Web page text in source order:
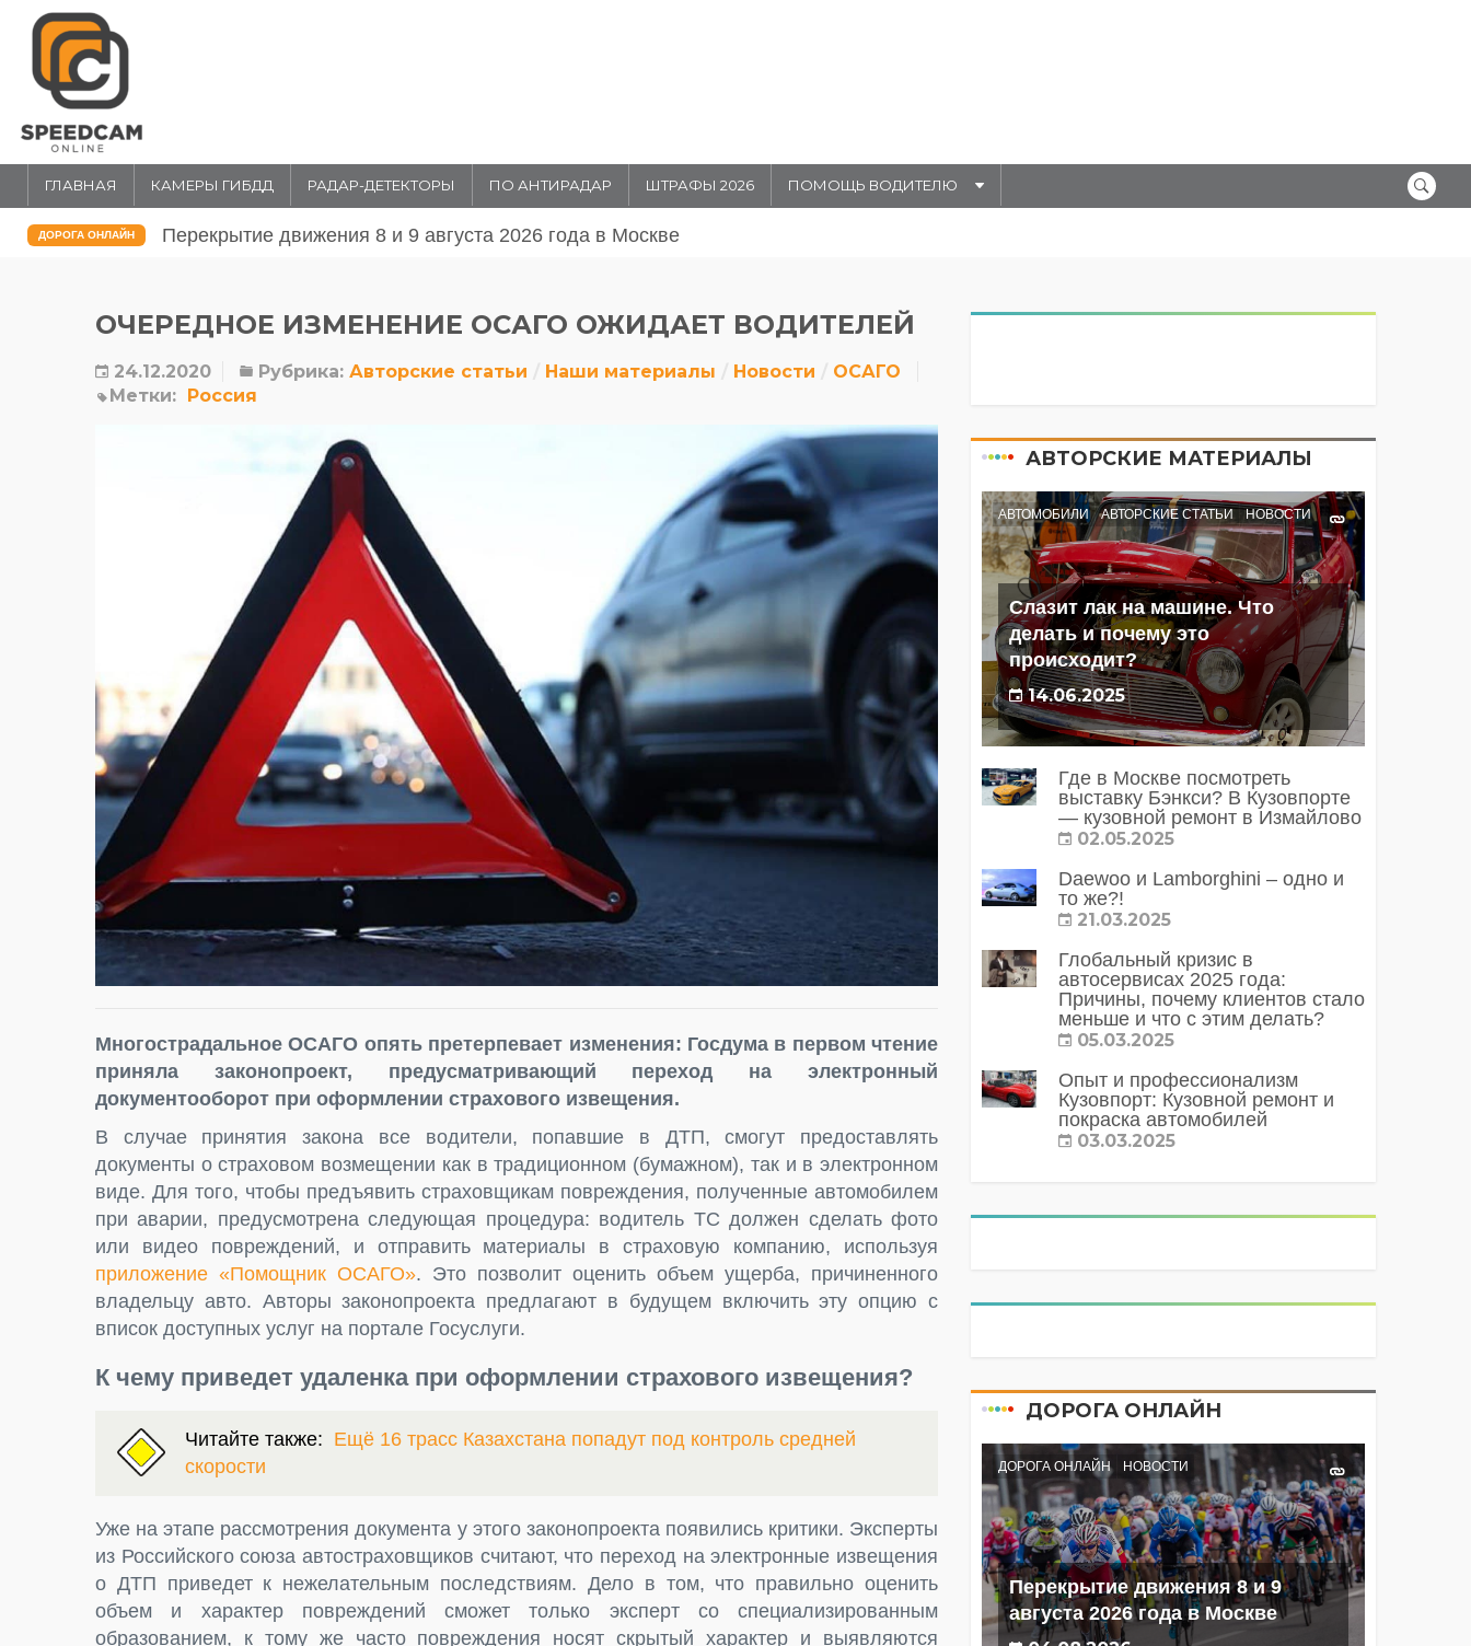
ГЛАВНАЯ КАМЕРЫ ГИБДД РАДАР-ДЕТЕКТОРЫ ПО АНТИРАДАР ШТРАФЫ 2026 ПОМОЩЬ ВОДИТЕЛЮ
ДОРОГА ОНЛАЙН Перекрытие движения 31 июля и 1 августа 20026 года в Москве
ОЧЕРЕДНОЕ ИЗМЕНЕНИЕ ОСАГО ОЖИДАЕТ ВОДИТЕЛЕЙ
24.12.2020 Рубрика: Авторские статьи Наши материалы Новости
ОСАГО
Метки: Россия
Многострадальное ОСАГО опять претерпевает изменения: Госдума в первом чтение
приняла законопроект, предусматривающий переход на электронный
документооборот при оформлении страхового извещения.
В случае принятия закона все водители, попавшие в ДТП, смогут предоставлять
документы о страховом возмещении как в традиционном (бумажном), так и в электронном
виде. Для того, чтобы предъявить страховщикам повреждения, полученные автомобилем
при аварии, предусмотрена следующая процедура: водитель ТС должен сделать фото
или видео повреждений, и отправить материалы в страховую компанию, используя
приложение «Помощник ОСАГО». Это позволит оценить объем ущерба, причиненного
владельцу авто. Авторы законопроекта предлагают в будущем включить эту опцию с
вписок доступных услуг на портале Госуслуги.
К чему приведет удаленка при оформлении страхового извещения?
Читайте также: Ещё 16 трасс Казахстана попадут под контроль средней
скорости
Уже на этапе рассмотрения документа у этого законопроекта появились критики. Эксперты
из Российского союза автостраховщиков считают, что переход на электронные извещения
о ДТП приведет к нежелательным последствиям. Дело в том, что правильно оценить
объем и характер повреждений сможет только эксперт со специализированным
образованием, к тому же часто повреждения носят скрытый характер и выявляются
АВТОРСКИЕ МАТЕРИАЛЫ
АВТОМОБИЛИ АВТОРСКИЕ СТАТЬИ НОВОСТИ
Слазит лак на машине. Что
делать и почему это
происходит?
14.06.2025
Где в Москве посмотреть
выставку Бэнкси? В Кузовпорте
— кузовной ремонт в Измайлово
02.05.2025
Daewoo и Lamborghini – одно и
то же?!
21.03.2025
Глобальный кризис в
автосервисах 2025 года:
Причины, почему клиентов стало
меньше и что с этим делать?
05.03.2025
Опыт и профессионализм
Кузовпорт: Кузовной ремонт и
покраска автомобилей
03.03.2025
ДОРОГА ОНЛАЙН
ДОРОГА ОНЛАЙН НОВОСТИ
Перекрытие движения 8 и 9
августа 2026 года в Москве